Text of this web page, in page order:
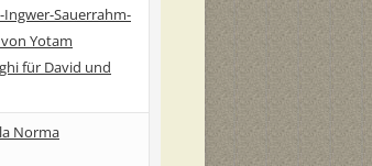
Ingwer-Sauerrahm-
Yotam
für David und
Norma